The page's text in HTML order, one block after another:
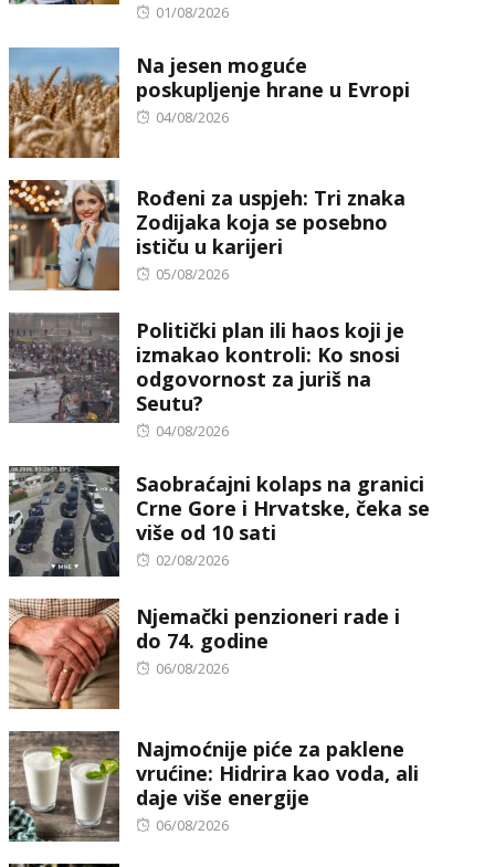
Posted
01/08/2026
Na jesen moguće
poskupljenje hrane u Evropi
Posted
04/08/2026
Rođeni za uspjeh: Tri znaka
Zodijaka koja se posebno
ističu u karijeri
Posted
05/08/2026
Politički plan ili haos koji je
izmakao kontroli: Ko snosi
odgovornost za juriš na
Seutu?
Posted
04/08/2026
Saobraćajni kolaps na granici
Crne Gore i Hrvatske, čeka se
više od 10 sati
Posted
02/08/2026
Njemački penzioneri rade i
do 74. godine
Posted
06/08/2026
Najmoćnije piće za paklene
vrućine: Hidrira kao voda, ali
daje više energije
Posted
06/08/2026